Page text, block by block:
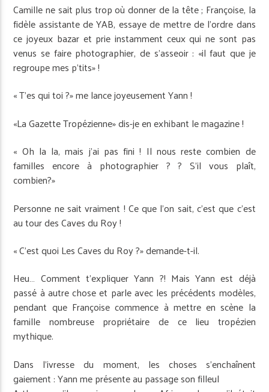
Camille ne sait plus trop où donner de la tête ; Françoise, la
fidèle assistante de YAB, essaye de mettre de l’ordre dans
ce joyeux bazar et prie instamment ceux qui ne sont pas
venus se faire photographier, de s’asseoir : «il faut que je
regroupe mes p’tits» !
« T’es qui toi ?» me lance joyeusement Yann !
«La Gazette Tropézienne» dis-je en exhibant le magazine !
« Oh la la, mais j’ai pas fini ! Il nous reste combien de
familles encore à photographier ? ? S’il vous plaît,
combien?»
Personne ne sait vraiment ! Ce que l’on sait, c’est que c’est
au tour des Caves du Roy !
« C’est quoi Les Caves du Roy ?» demande-t-il.
Heu… Comment t’expliquer Yann ?! Mais Yann est déjà
passé à autre chose et parle avec les précédents modèles,
pendant que Françoise commence à mettre en scène la
famille nombreuse propriétaire de ce lieu tropézien
mythique.
Dans l’ivresse du moment, les choses s’enchaînent
gaiement : Yann me présente au passage son filleul